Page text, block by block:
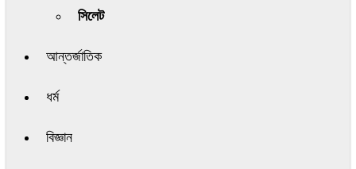
সিলেট
আন্তর্জাতিক
ধর্ম
বিজ্ঞান